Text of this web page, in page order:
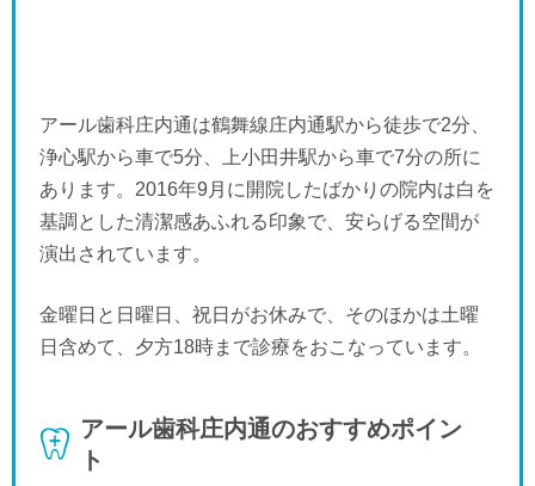
アール歯科庄内通は鶴舞線庄内通駅から徒歩で2分、
浄心駅から車で5分、上小田井駅から車で7分の所に
あります。2016年9月に開院したばかりの院内は白を
基調とした清潔感あふれる印象で、安らげる空間が
演出されています。
金曜日と日曜日、祝日がお休みで、そのほかは土曜
日含めて、夕方18時まで診療をおこなっています。
アール歯科庄内通のおすすめポイン
ト